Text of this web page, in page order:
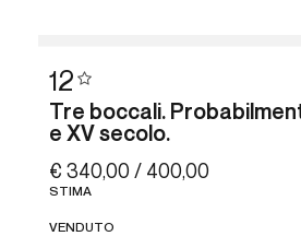
12
Tre boccali.
e XV secolo.
€ 340,00 / 400,00
STIMA
VENDUTO